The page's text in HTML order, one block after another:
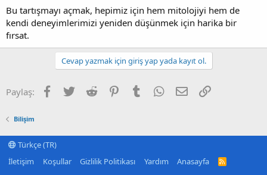
Bu tartışmayı açmak, hepimiz için hem mitolojiyi hem de
kendi deneyimlerimizi yeniden düşünmek için harika bir
fırsat.
Cevap yazmak için giriş yap yada kayıt ol.
Paylaş: Facebook
TwitterReddit PinterestTumblrWhatsApp
E-postaLink
Bilişim
Türkçe (TR)
İletişim
Koşullar Gizlilik Politikası Yardım Anasayfa
R